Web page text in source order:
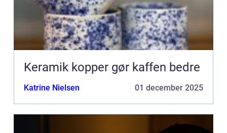
Keramik kopper gør kaffen bedre
Katrine Nielsen 01 december 2025